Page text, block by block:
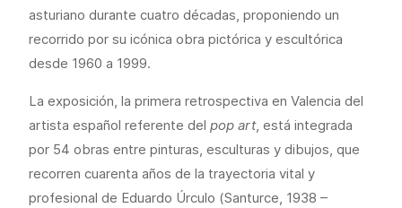
asturiano durante cuatro décadas, proponiendo un
recorrido por su icónica obra pictórica y escultórica
desde 1960 a 1999.
La exposición, la primera retrospectiva en Valencia del
artista español referente del pop art, está integrada
por 54 obras entre pinturas, esculturas y dibujos, que
recorren cuarenta años de la trayectoria vital y
profesional de Eduardo Úrculo (Santurce, 1938 –